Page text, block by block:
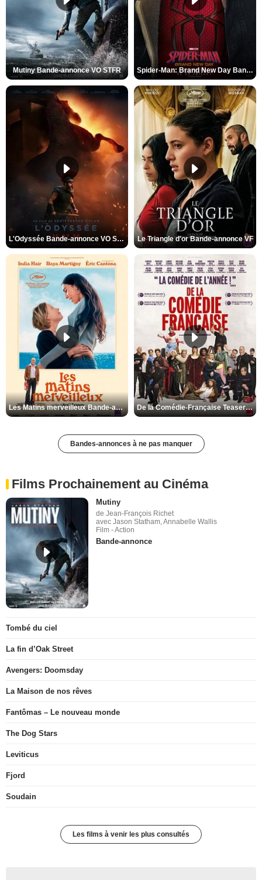
Mutiny Bande-annonce VO STFR Spider-Man: Brand New Day Bande-annonce VO STFR
L'Odyssée Bande-annonce VO STFR Le Triangle d'or Bande-annonce VF
Les Matins merveilleux Bande-annonce VF De la Comédie-Française Teaser VF
Bandes-annonces à ne pas manquer
Films Prochainement au Cinéma
Mutiny
de Jean-François Richet
avec Jason Statham, Annabelle Wallis
Film - Action
Bande-annonce
Tombé du ciel
La fin d’Oak Street
Avengers: Doomsday
La Maison de nos rêves
Fantômas – Le nouveau monde
The Dog Stars
Leviticus
Fjord
Soudain
Les films à venir les plus consultés